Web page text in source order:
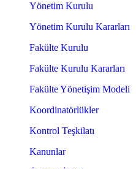
Yönetim Kurulu
Yönetim Kurulu Kararları
Fakülte Kurulu
Fakülte Kurulu Kararları
Fakülte Yönetişim Modeli
Koordinatörlükler
Kontrol Teşkilatı
Kanunlar